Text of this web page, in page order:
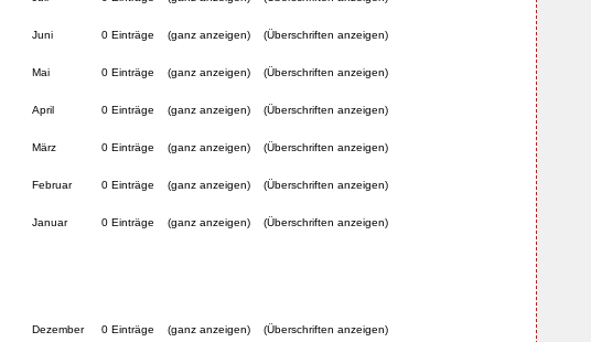
Juni 0 Einträge (ganz anzeigen) (Überschriften anzeigen)
Mai 0 Einträge (ganz anzeigen) (Überschriften anzeigen)
April 0 Einträge (ganz anzeigen) (Überschriften anzeigen)
März 0 Einträge (ganz anzeigen) (Überschriften anzeigen)
Februar 0 Einträge (ganz anzeigen) (Überschriften anzeigen)
Januar 0 Einträge (ganz anzeigen) (Überschriften anzeigen)
Dezember 0 Einträge (ganz anzeigen) (Überschriften anzeigen)